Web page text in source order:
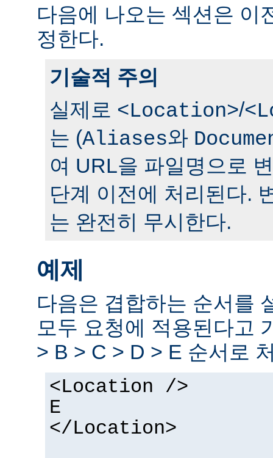
다음에 나오는 섹션은 이
정한다.
기술적 주의
실제로 <Location>/
는 (Aliases와
여 URL을 파일명으로
단계 이전에 처리된다.
는 완전히 무시한다.
예제
다음은 겹합하는 순서를
모두 요청에 적용된다고
> B > C > D > E 순서로
<Location />
E
</Location>